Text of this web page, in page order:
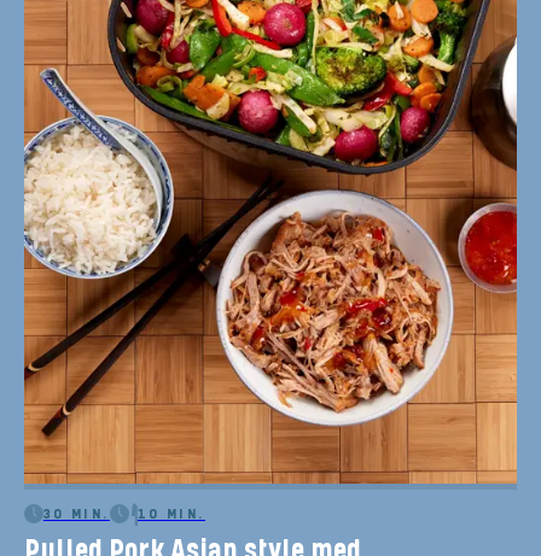
30 MIN. 10 MIN.